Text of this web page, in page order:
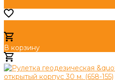
В корзину